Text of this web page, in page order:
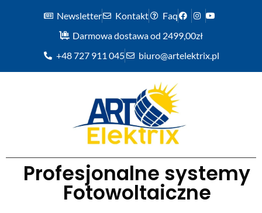
Newsletter Kontakt
Faq
Darmowa dostawa od 2499,00zł
+48 727 911 045
biuro@artelektrix.pl
Profesjonalne systemy
Fotowoltaiczne